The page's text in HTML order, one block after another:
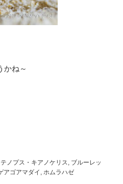
かね～
テノプス・キアノケリス
ブルーレッ
アゴアマダイ ホムラハゼ